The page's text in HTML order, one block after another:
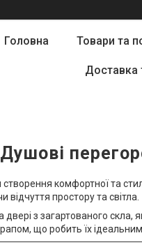
Головна Товари та
Доставка
Душові
комфортної та
простору та світла.
з загартованого скла,
що робить їх